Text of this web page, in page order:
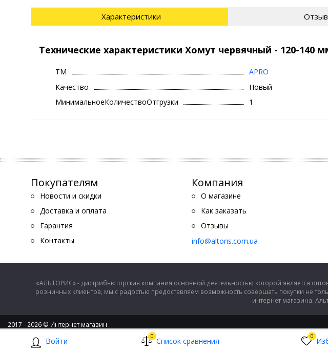
Войти 0 Список сравнения 0
Характеристики
Технические характеристики Хомут червячный - 120-140
ТМ
APRO
Качество
Новый
МинимальноеКоличествоОтгрузки
1
Покупателям
Новости и скидки
Доставка и оплата
Гарантия
Контакты
Компания
О магазине
Как заказать
Отзывы
info@altoris.com.ua
«АЛЬТОРИС» - дистрибьюторская компания основной деятельностью которой является
розничных клиентов, мы с радостью предоставляем возможность совершать покупки не
интернет магазина.
2017 - 2026 © Интернет магазин
ООО "Альторис" - хозяйственные товары и бытовая техника